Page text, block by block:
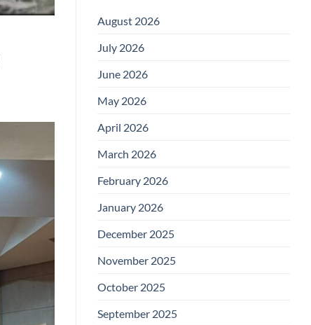
August 2026
July 2026
June 2026
May 2026
April 2026
March 2026
February 2026
January 2026
December 2025
November 2025
October 2025
September 2025